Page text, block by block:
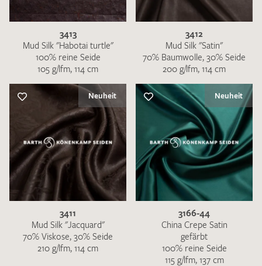
MUSTERANFRAGE SENDEN
3413
Mud Silk "Habotai turtle"
100% reine Seide
105 g/lfm, 114 cm
3412
Mud Silk "Satin"
70% Baumwolle, 30% Seide
200 g/lfm, 114 cm
Neuheit
3411
Mud Silk "Jacquard"
70% Viskose, 30% Seide
210 g/lfm, 114 cm
Neuheit
3166-44
China Crepe Satin
gefärbt
100% reine Seide
115 g/lfm, 137 cm